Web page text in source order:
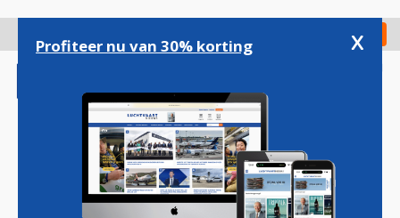
gaan
Check in
Magazine Podcasts Vacatures
Profiteer nu van 30% korting x